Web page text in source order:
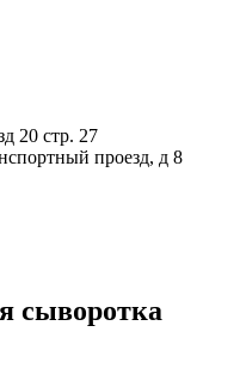
20 стр. 27
проезд, д 8
сыворотка